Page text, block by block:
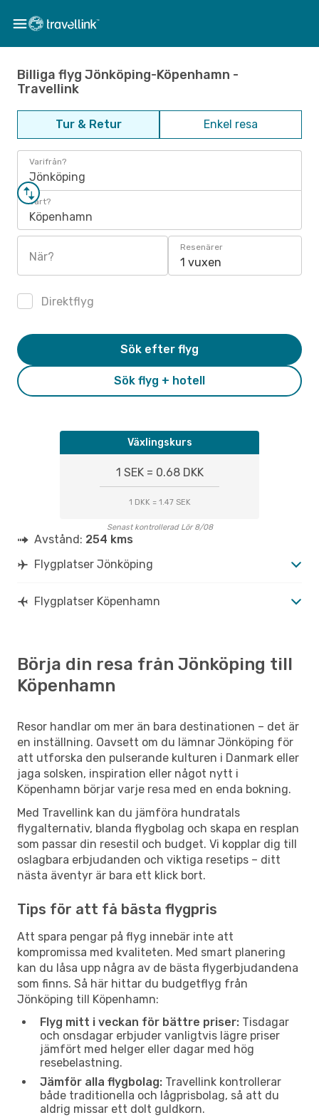
Billiga flyg Jönköping-Köpenhamn -
Travellink
Tur & Retur Enkel resa
Varifrån?
Jönköping
Vart?
Köpenhamn
När?
Resenärer
1 vuxen
Direktflyg
Sök flyg + hotell
Sök efter flyg
Växlingskurs
1 SEK = 0.68 DKK
1 DKK = 1.47 SEK
Senast kontrollerad Lör 8/08
Avstånd: 254 kms
Flygplatser Jönköping
Flygplatser Köpenhamn
Börja din resa från Jönköping till
Köpenhamn
Resor handlar om mer än bara destinationen – det är
en inställning. Oavsett om du lämnar Jönköping för
att utforska den pulserande kulturen i Danmark eller
jaga solsken, inspiration eller något nytt i
Köpenhamn börjar varje resa med en enda bokning.
Med Travellink kan du jämföra hundratals
flygalternativ, blanda flygbolag och skapa en resplan
som passar din resestil och budget. Vi kopplar dig till
oslagbara erbjudanden och viktiga resetips – ditt
nästa äventyr är bara ett klick bort.
Tips för att få bästa flygpris
Att spara pengar på flyg innebär inte att
kompromissa med kvaliteten. Med smart planering
kan du låsa upp några av de bästa flygerbjudandena
som finns. Så här hittar du budgetflyg från
Jönköping till Köpenhamn:
Flyg mitt i veckan för bättre priser: Tisdagar
och onsdagar erbjuder vanligtvis lägre priser
jämfört med helger eller dagar med hög
resebelastning.
Jämför alla flygbolag: Travellink kontrollerar
både traditionella och lågprisbolag, så att du
aldrig missar ett dolt guldkorn.